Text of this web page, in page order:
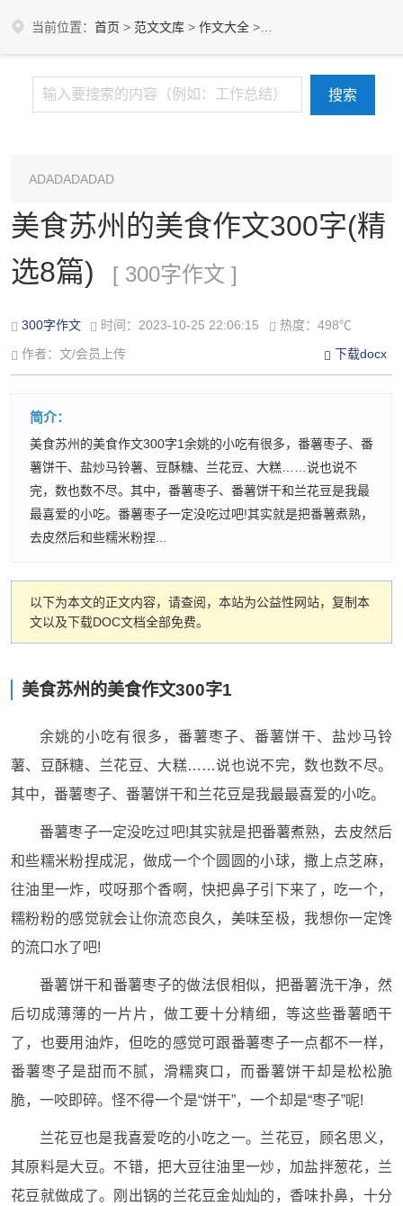
当前位置： 首页 > 范文文库 > 作文大全 >
ADADADADAD
美食苏州的美食作文300字(精
选8篇)
[ 300字作文 ]
300字作文 时间：2023-10-25 22:06:15
热度：498℃
作者：文/会员上传
下载docx
简介：
美食苏州的美食作文300字1余姚的小吃有很多，番薯枣子、番
薯饼干、盐炒马铃薯、豆酥糖、兰花豆、大糕……说也说不
完，数也数不尽。其中，番薯枣子、番薯饼干和兰花豆是我最
最喜爱的小吃。番薯枣子一定没吃过吧!其实就是把番薯煮熟，
去皮然后和些糯米粉捏...
以下为本文的正文内容，请查阅，本站为公益性网站，复制本
文以及下载DOC文档全部免费。
美食苏州的美食作文300字1
余姚的小吃有很多，番薯枣子、番薯饼干、盐炒马铃
薯、豆酥糖、兰花豆、大糕……说也说不完，数也数不尽。
其中，番薯枣子、番薯饼干和兰花豆是我最最喜爱的小吃。
番薯枣子一定没吃过吧!其实就是把番薯煮熟，去皮然后
和些糯米粉捏成泥，做成一个个圆圆的小球，撒上点芝麻，
往油里一炸，哎呀那个香啊，快把鼻子引下来了，吃一个，
糯粉粉的感觉就会让你流恋良久，美味至极，我想你一定馋
的流口水了吧!
番薯饼干和番薯枣子的做法佷相似，把番薯洗干净，然
后切成薄薄的一片片，做工要十分精细，等这些番薯晒干
了，也要用油炸，但吃的感觉可跟番薯枣子一点都不一样，
番薯枣子是甜而不腻，滑糯爽口，而番薯饼干却是松松脆
脆，一咬即碎。怪不得一个是“饼干”，一个却是“枣子”呢!
兰花豆也是我喜爱吃的小吃之一。兰花豆，顾名思义，
其原料是大豆。不错，把大豆往油里一炒，加盐拌葱花，兰
花豆就做成了。刚出锅的兰花豆金灿灿的，香味扑鼻，十分